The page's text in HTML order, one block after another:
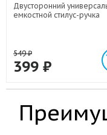
Двусторонний
емкостной стилус-ручка
549₽
399 ₽